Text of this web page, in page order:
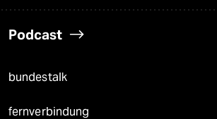
Podcast
bundestalk
fernverbindung